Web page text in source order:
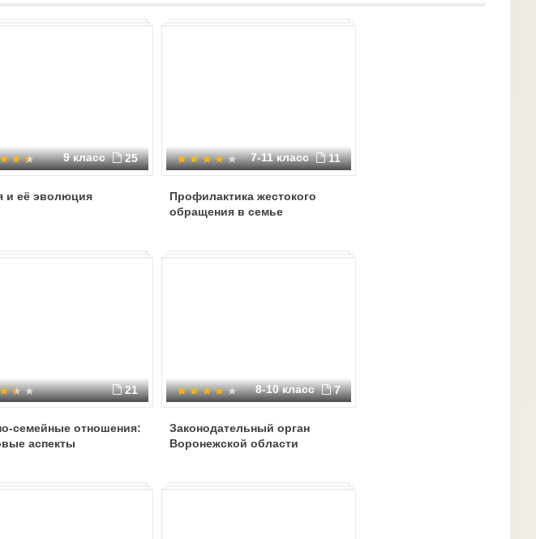
9 класс 25
и её эволюция
7-11 класс 11
Профилактика жестокого
обращения в семье
21
семейные отношения:
аспекты
8-10 класс 7
Законодательный орган
Воронежской области